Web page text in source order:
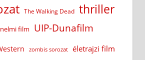
The Walking Dead thriller
film UIP-Dunafilm
zombis sorozat életrajzi film